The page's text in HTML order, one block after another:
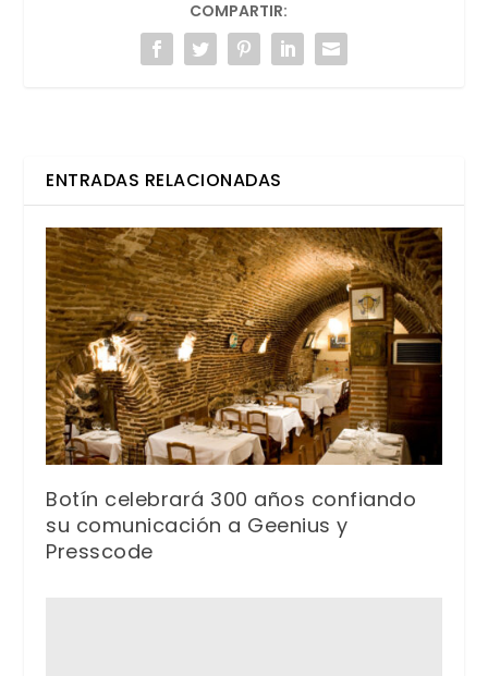
COMPARTIR:
ENTRADAS RELACIONADAS
Botín celebrará 300 años confiando
su comunicación a Geenius y
Presscode